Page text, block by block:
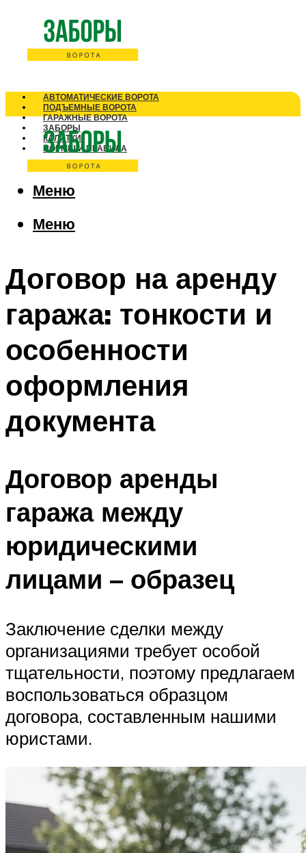
АВТОМАТИЧЕСКИЕ ВОРОТА
ПОДЪЕМНЫЕ ВОРОТА
ГАРАЖНЫЕ ВОРОТА
ЗАБОРЫ
КАЛИТКИ
НОРМЫ И ПРАВИЛА
Меню
Меню
Договор на аренду
гаража: тонкости и
особенности
оформления
документа
Договор аренды
гаража между
юридическими
лицами – образец
Заключение сделки между
организациями требует особой
тщательности, поэтому предлагаем
воспользоваться образцом
договора, составленным нашими
юристами.